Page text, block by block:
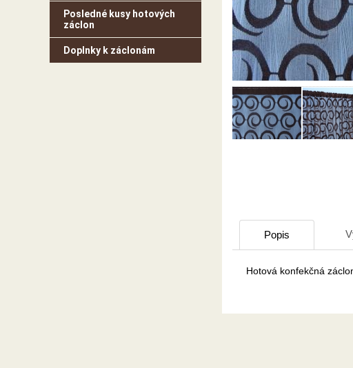
Posledné kusy hotových
záclon
Doplnky k záclonám
Popis
Hotová konfekčná